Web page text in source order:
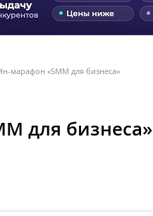
марафон «SMM для бизнеса»
для бизнеса»